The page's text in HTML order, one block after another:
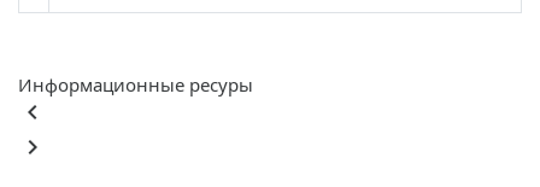
Информационные ресуры
keyboard_arrow_left
keyboard_arrow_right